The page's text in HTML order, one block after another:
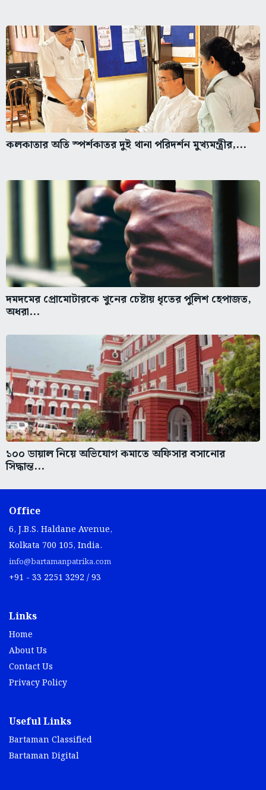
কলকাতার অতি স্পর্শকাতর দুই থানা পরিদর্শন মুখ্যমন্ত্রীর,...
দমদমের প্রোমোটারকে খুনের চেষ্টায় ধৃতের পুলিশ হেপাজত,
অধরা...
১০০ ডায়াল নিয়ে অভিযোগ কমাতে অফিসার বসানোর
সিদ্ধান্ত...
Office
6, J.B.S. Haldane Avenue,
Kolkata 700 105, India.
info@bartamanpatrika.com
+91 - 33 2251 3292 / 93
Links
Home
About Us
Contact Us
Privacy Policy
Useful Links
Bartaman Classified
Bartaman Digital